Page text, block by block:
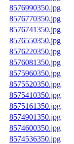
8576990350.jpg
8576770350.jpg
8576741350.jpg
8576550350.jpg
8576220350.jpg
8576081350.jpg
8575960350.jpg
8575520350.jpg
8575410350.jpg
8575161350.jpg
8574901350.jpg
8574600350.jpg
8574536350.jpg